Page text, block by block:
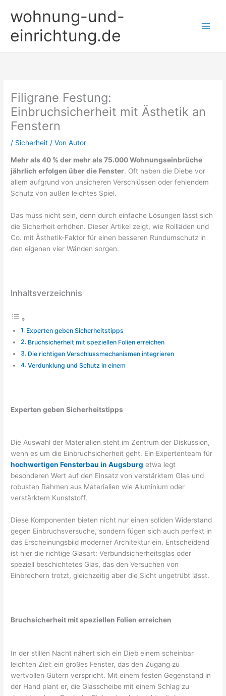
Inhaltwohnung-und-
einrichtung.de
Filigrane Festung:
Einbruchsicherheit mit Ästhetik an
Fenstern
/ Sicherheit / VonAutor
Mehr als 40 % der mehr als 75.000 Wohnungseinbrüche
jährlich erfolgen über die Fenster. Oft haben die Diebe vor
allem aufgrund von unsicheren Verschlüssen oder fehlendem
Schutz von außen leichtes Spiel.
Das muss nicht sein, denn durch einfache Lösungen lässt sich
die Sicherheit erhöhen. Dieser Artikel zeigt, wie Rollläden und
Co. mit Ästhetik-Faktor für einen besseren Rundumschutz in
den eigenen vier Wänden sorgen.
Inhaltsverzeichnis
Experten geben Sicherheitstipps
Bruchsicherheit mit speziellen Folien erreichen
Die richtigen Verschlussmechanismen integrieren
Verdunklung und Schutz in einem
Experten geben Sicherheitstipps
Die Auswahl der Materialien steht im Zentrum der Diskussion,
wenn es um die Einbruchsicherheit geht. Ein Expertenteam für
hochwertigen Fensterbau in Augsburg etwa legt
besonderen Wert auf den Einsatz von verstärktem Glas und
robusten Rahmen aus Materialien wie Aluminium oder
verstärktem Kunststoff.
Diese Komponenten bieten nicht nur einen soliden Widerstand
gegen Einbruchsversuche, sondern fügen sich auch perfekt in
das Erscheinungsbild moderner Architektur ein. Entscheidend
ist hier die richtige Glasart: Verbundsicherheitsglas oder
speziell beschichtetes Glas, das den Versuchen von
Einbrechern trotzt, gleichzeitig aber die Sicht ungetrübt lässt.
Bruchsicherheit mit speziellen Folien erreichen
In der stillen Nacht nähert sich ein Dieb einem scheinbar
leichten Ziel: ein großes Fenster, das den Zugang zu
wertvollen Gütern verspricht. Mit einem festen Gegenstand in
der Hand plant er, die Glasscheibe mit einem Schlag zu